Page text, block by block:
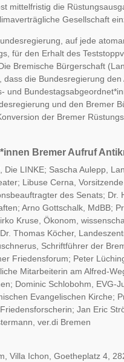
mittelfristig die
Gesellschaft
auf jede
für den Erhalt des
Bremische Bürgerschaft
dass die Bundesregierung
und
und den Bremer
der Bremer
Bremer Aufruf
Die LINKE; Sascha Aulepp,
Libuse Cerna,
des Senats; Dr.
Arno Gottschalk, MdBB;
Kruse, Ökonom,
Thomas Köcher,
Schriftführer der
Friedensforum; Peter
Mitarbeiterin am Alfred-
Dominic Schlobohm, EVG-
Evangelischen Kirche;
Jan Eric
ver.di Bremen
Villa Ichon, Goetheplatz 4,